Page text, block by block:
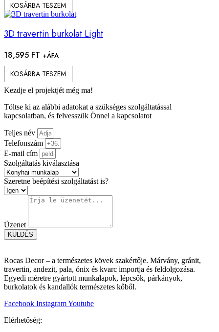
KOSÁRBA TESZEM
3D travertin burkolat Light
18,595 FT +ÁFA
KOSÁRBA TESZEM
Kezdje el projektjét még ma!
Töltse ki az alábbi adatokat a szükséges szolgáltatással
kapcsolatban, és felvesszük Önnel a kapcsolatot
Teljes név
Telefonszám
E-mail cím
Szolgáltatás kiválasztása
Szeretne beépítési szolgáltatást is?
Üzenet
KÜLDÉS
Rocas Decor – a természetes kövek szakértője. Márvány, gránit,
travertin, andezit, pala, ónix és kvarc importja és feldolgozása.
Egyedi méretre gyártott munkalapok, lépcsők, párkányok,
burkolatok és kandallók természetes kőből.
Facebook InstagramYoutube
Elérhetőség: